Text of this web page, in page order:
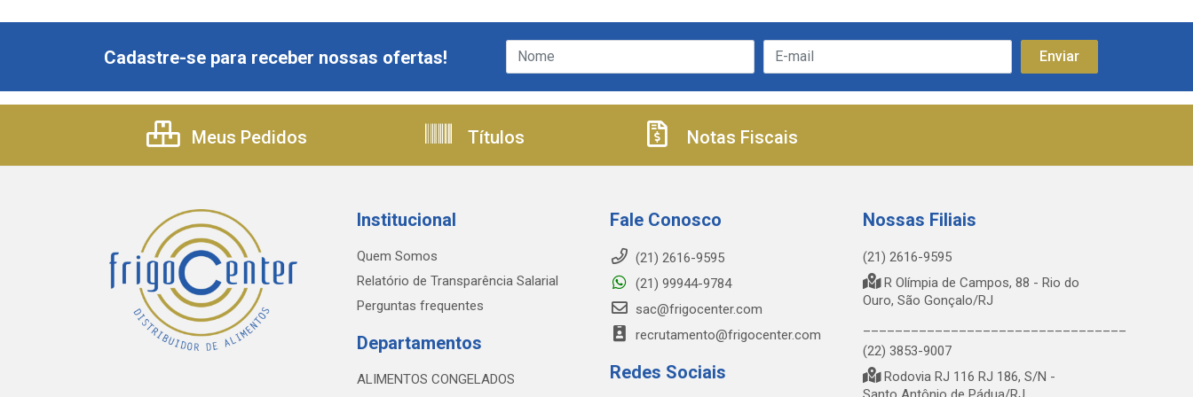
Cadastre-se para receber nossas ofertas!
Meus Pedidos Títulos Notas Fiscais
Institucional
Quem Somos
Relatório de Transparência Salarial
Perguntas frequentes
Departamentos
ALIMENTOS CONGELADOS
Fale Conosco
(21) 2616-9595
(21) 99944-9784
sac@frigocenter.com
recrutamento@frigocenter.com
Redes Sociais
Nossas Filiais
(21) 2616-9595
R Olímpia de Campos, 88 - Rio do
Ouro, São Gonçalo/RJ
(22) 3853-9007
Rodovia RJ 116 RJ 186, S/N -